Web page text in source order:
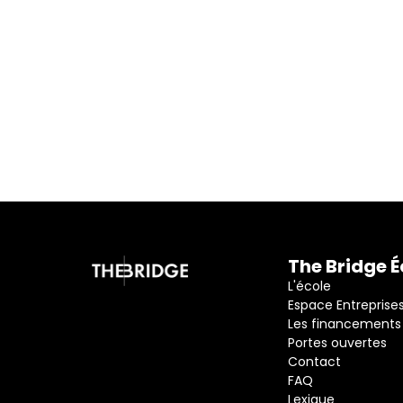
The Bridge
L'école
Espace Entreprises
Les financements
Portes ouvertes
Contact
FAQ
Lexique